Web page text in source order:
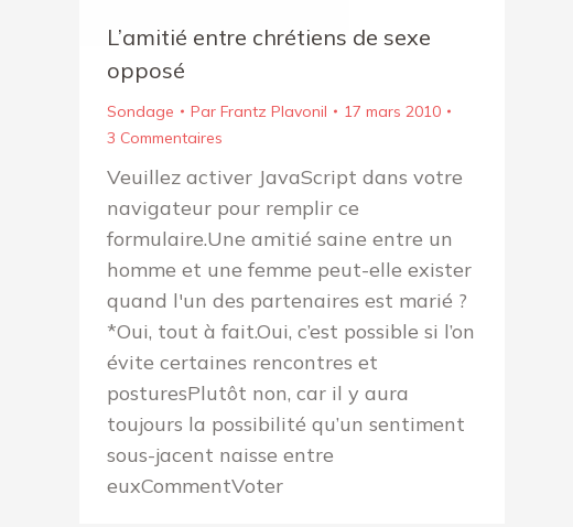
L’amitié entre chrétiens de sexe
opposé
Sondage Par Frantz Plavonil
17 mars 2010
3 Commentaires
Veuillez activer JavaScript dans votre
navigateur pour remplir ce
formulaire.Une amitié saine entre un
homme et une femme peut-elle exister
quand l'un des partenaires est marié ?
*Oui, tout à fait.Oui, c’est possible si l’on
évite certaines rencontres et
posturesPlutôt non, car il y aura
toujours la possibilité qu’un sentiment
sous-jacent naisse entre
euxCommentVoter